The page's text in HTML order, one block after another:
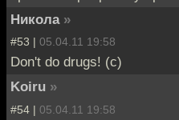
Никола »
#53 | 05.04.11 19:58
Don't do drugs! (c)
Koiru »
#54 | 05.04.11 19:58